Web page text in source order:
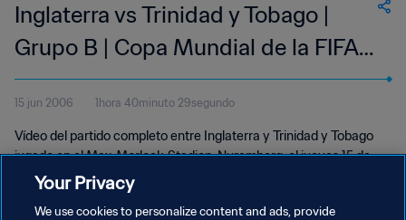
Inglaterra vs Trinidad y Tobago |
Grupo B | Copa Mundial de la FIFA
Alemania 2006™ | Partido completo
15 jun 2006 1hora 40minuto 29segundo
Vídeo del partido completo entre Inglaterra y Trinidad y Tobago
jugado en el Max-Morlock-Stadion, Nuremberg, el jueves 15 de
junio de 2006.
Your Privacy
We use cookies to personalize content and ads, provide